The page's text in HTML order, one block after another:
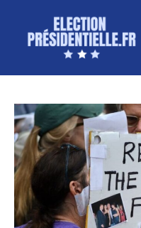
contenu